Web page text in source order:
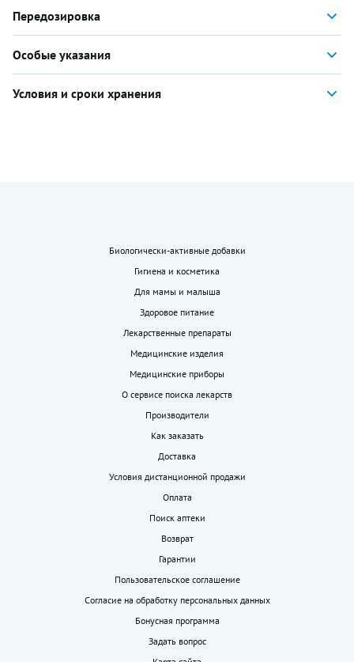
Передозировка
Особые указания
Условия и сроки хранения
Биологически-активные добавки
Гигиена и косметика
Для мамы и малыша
Здоровое питание
Лекарственные препараты
Медицинские изделия
Медицинские приборы
О сервисе поиска лекарств
Производители
Как заказать
Доставка
Условия дистанционной продажи
Оплата
Поиск аптеки
Возврат
Гарантии
Пользовательское соглашение
Согласие на обработку персональных данных
Бонусная программа
Задать вопрос